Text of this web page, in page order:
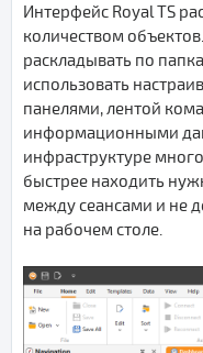
Интерфейс Royal TS
количеством
раскладывать по
использовать
панелями, лентой
информационными
инфраструктуре
быстрее находить
между сеансами и не
на рабочем столе.